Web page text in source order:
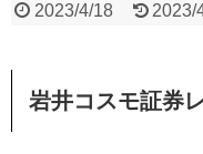
2023/4/18 2023/
岩井コスモ証券